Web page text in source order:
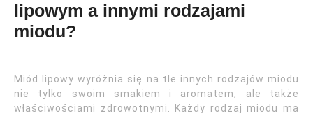
lipowym a innymi rodzajami
miodu?
Miód lipowy wyróżnia się na tle innych rodzajów miodu
nie tylko swoim smakiem i aromatem, ale także
właściwościami zdrowotnymi. Każdy rodzaj miodu ma